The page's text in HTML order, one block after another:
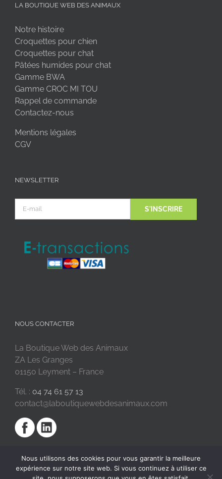
LA BOUTIQUE WEB DES ANIMAUX
Notre histoire
Croquettes pour chien
Croquettes pour chat
Pâtées humides pour chat
Gamme BWA
Gamme CROC MI TOU
Rappel de commande
Contactez-nous
Mentions légales
CGV
NEWSLETTER
NOUS CONTACTER
La Boutique Web des Animaux
ZA Les Granges
01150 Leyment – France
Tél. : 04 74 61 57 13
contact@laboutiquewebdesanimaux.com
Nous utilisons des cookies pour vous garantir la meilleure
expérience sur notre site web. Si vous continuez à utiliser ce